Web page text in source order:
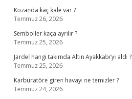
Kozanda kaç kale var ?
Temmuz 26, 2026
Semboller kaça ayrılır ?
Temmuz 25, 2026
Jardel hangi takımda Altın Ayakkabı’yı aldı ?
Temmuz 25, 2026
Karbüratöre giren havayı ne temizler ?
Temmuz 24, 2026